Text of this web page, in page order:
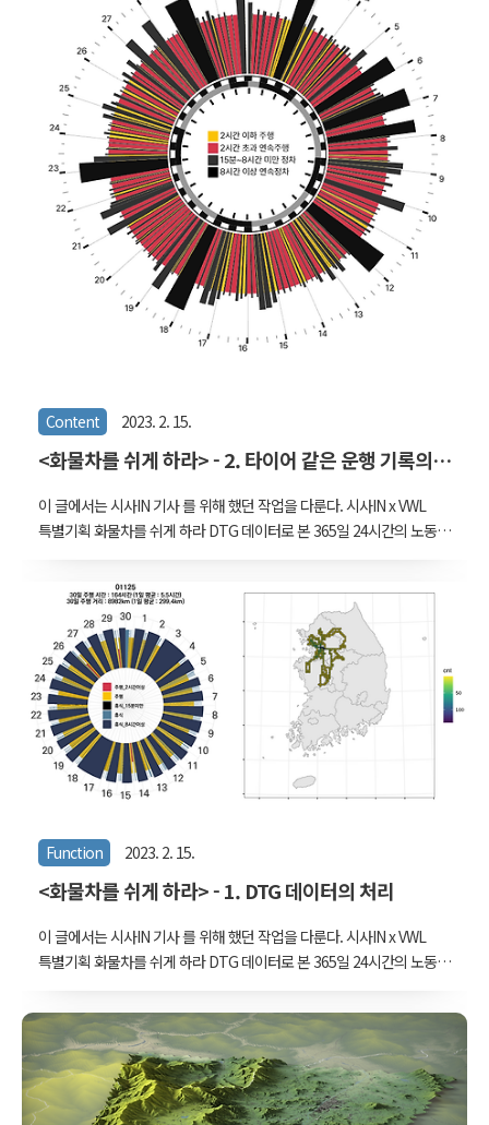
서 일단 노드들을 계열과 그룹으로 구분해보기로 했다. 계열은 중심으
로부터 떨어진 반지름으로 구분했으며, 하나의 원을 이루는 동일 계열
들을 20여개의 그룹으로 분리해서 그룹 각각이 구심점을 갖도록 했다.
네트워크의 정착과 드로잉에 다른 라이브러리를 사용했다 처음에 노드
들을 입력해서 자리를 잡는 과정에..
Content 2023. 2. 15.
<화물차를 쉬게 하라> - 2. 타이어 같은 운행 기록의
이 글에서는 시사IN 기사 를 위해 했던 작업을 다룬다. 시사IN x VWL
특별기획 화물차를 쉬게 하라 DTG 데이터로 본 365일 24시간의 노동
시간표로 표현했던 과정을 적어보았다. 사실, 한 달의 시간표가 나오기
전까지 꽤 많은 주제로 탐색을 했다. trip의 기종점만 모아보기도 하고,
사고다발구간과 비교해보기도 하고, 특정 지역을 지나는 궤적만 분석
해보기도 하는 등, 운전자의 피로도와 사고의 관계를 찾아보려고 했지
만, 데이터의 한계로 인해 명확하게 말할 수 없는 부분들이 있었다. 서
울대학교 환경대학원 한상진 교수님, 시사IN의 변진경, 전혜원 기자님
이렇게 세 분과의 여러 차례 논의 끝에 시간표 형식의 그래프 ..
Function 2023. 2. 15.
<화물차를 쉬게 하라> - 1. DTG 데이터의 처리
이 글에서는 시사IN 기사 를 위해 했던 작업을 다룬다. 시사IN x VWL
특별기획 화물차를 쉬게 하라 DTG 데이터로 본 365일 24시간의 노동
각화에 사용된 자바스크립트 코드일부를 기술해본다. DTG 데이터는
용량이 매우 크다. 20여개의 항목들을 차량마다 1초 단위로 기록하는
데, 한행 한행마다 200자 넘는 텍스트로 구성되어 있다. 예를 들어 교통
안전공단에 제출된 전국 화물차 DTG 한 달 치의 용량은 333GB정도
가 된다. 물론 압축을 했을 때 그렇고 압축을 풀면 4.4TB 정도로 커진